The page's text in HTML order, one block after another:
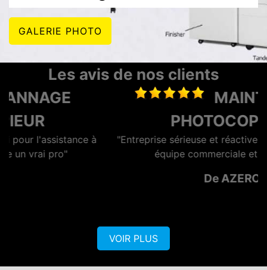
GALERIE PHOTO
Les avis de nos clients
MAINTENANCE
PHOTOCOPIEUR
"Entreprise sérieuse et réactive, dotée d'une bonne
équipe commerciale et technique."
VOIR PLUS